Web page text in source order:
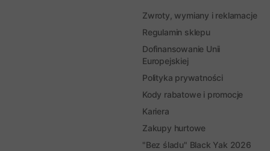
Zwroty, wymiany i reklamacje
Regulamin sklepu
Dofinansowanie Unii
Europejskiej
Polityka prywatności
Kody rabatowe i promocje
Kariera
Zakupy hurtowe
"Bez śladu" Black Yak 2026